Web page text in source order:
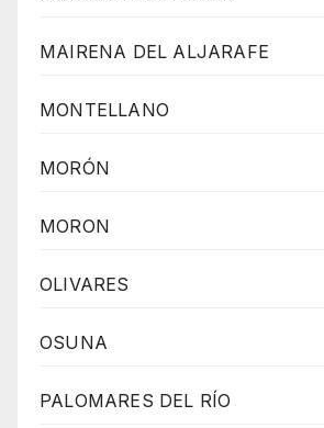
MAIRENA DEL ALJARAFE
MONTELLANO
MORÓN
MORON
OLIVARES
OSUNA
PALOMARES DEL RÍO